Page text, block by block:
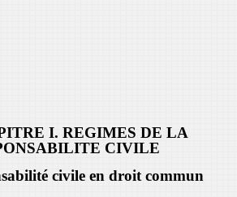
I. REGIMES DE LA
CIVILE
civile en droit commun